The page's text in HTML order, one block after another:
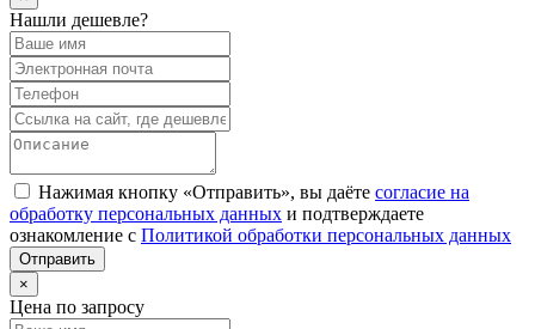
Нашли дешевле?
Нажимая кнопку «Отправить», вы даёте согласие на
обработку персональных данных и подтверждаете
ознакомление с Политикой обработки персональных данных
×
Цена по запросу